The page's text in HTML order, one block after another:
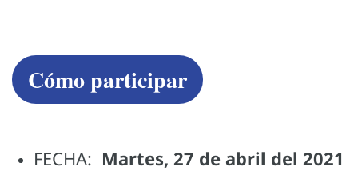
Cómo participar
FECHA: Martes, 27 de abril del 2021